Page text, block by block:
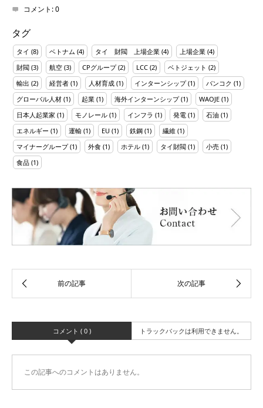
コメント:0
タグ
タイ (8) ベトナム (4) タイ 財閥 上場企業 (4) 上場企業 (4)
財閥 (3) 航空 (3) CPグループ(2) LCC (2) ベトジェット (2)
輸出 (2) 経営者 (1) 人材育成 (1) インターンシップ(1) バンコク (1)
グローバル人材 (1) 起業 (1) 海外インターンシップ(1) WAOJE (1)
日本人起業家 (1) モノレール (1) インフラ (1) 発電 (1) 石油 (1)
エネルギー (1) 運輸 (1) EU (1) 鉄鋼 (1) 繊維 (1)
マイナーグループ(1) 外食 (1) ホテル (1) タイ財閥 (1) 小売 (1)
食品 (1)
コメント ( 0 ) トラックバックは利用できません。
この記事へのコメントはありません。